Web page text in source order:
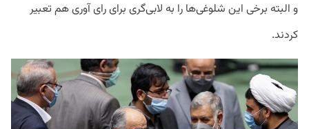
و البته برخی این شلوغی‌ها را به لابی‌گری برای را‌ی آوری هم تعبیر
کردند.